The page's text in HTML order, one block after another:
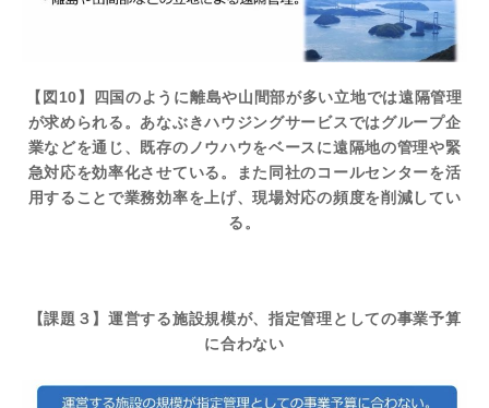
【図10】四国のように離島や山間部が多い立地では遠隔管理
が求められる。あなぶきハウジングサービスではグループ企
業などを通じ、既存のノウハウをベースに遠隔地の管理や緊
急対応を効率化させている。また同社のコールセンターを活
用することで業務効率を上げ、現場対応の頻度を削減してい
る。
【課題３】運営する施設規模が、指定管理としての事業予算
に合わない